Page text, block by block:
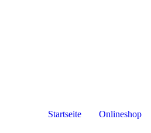
Startseite Onlineshop